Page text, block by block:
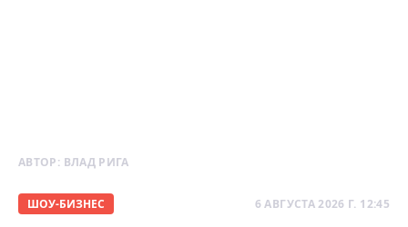
АВТОР: ВЛАД РИГА
ШОУ-БИЗНЕС 6 АВГУСТА 2026 Г. 12:45